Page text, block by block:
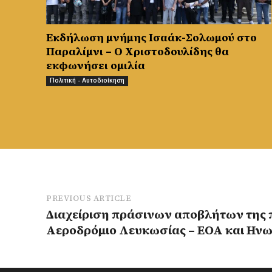
Εκδήλωση μνήμης Ισαάκ-Σολωμού στο
Παραλίμνι – Ο Χριστοδουλίδης θα
εκφωνήσει ομιλία
Πολιτική - Αυτοδιοίκηση
PREVIOUS ARTICLE
Διαχείριση πράσινων αποβλήτων της
Αεροδρόμιο Λευκωσίας – ΕΟΑ και